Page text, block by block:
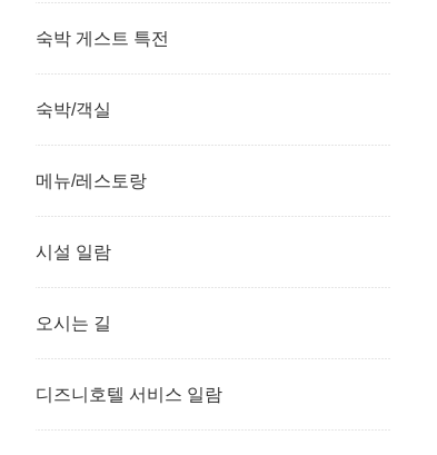
숙박 게스트 특전
숙박/객실
메뉴/레스토랑
시설 일람
오시는 길
디즈니호텔 서비스 일람